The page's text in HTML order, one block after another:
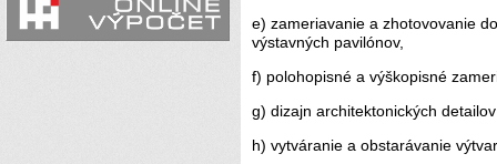
e) zameriavanie a zhotovovanie
výstavných pavilónov,
f) polohopisné a výškopisné
g) dizajn architektonických
h) vytváranie a obstarávanie